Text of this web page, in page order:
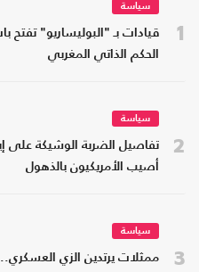
1
سياسة
قيادات بـ "البوليساريو" تفتح
الحكم الذاتي المغربي
2
سياسة
تفاصيل الضربة الوشيكة على
أصيب الأمريكيون بالذهول
3
سياسة
ممثلات يرتدين الزي